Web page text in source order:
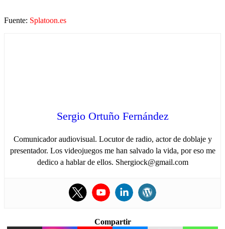
Fuente: Splatoon.es
Sergio Ortuño Fernández
Comunicador audiovisual. Locutor de radio, actor de doblaje y
presentador. Los videojuegos me han salvado la vida, por eso me
dedico a hablar de ellos. Shergiock@gmail.com
Compartir